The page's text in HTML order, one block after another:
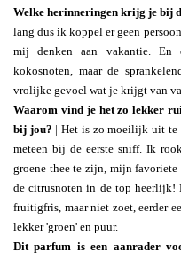
Welke herinneringen krijg je bij
lang dus ik koppel er geen
mij denken aan vakantie. En
kokosnoten, maar de
vrolijke gevoel wat je krijgt van
Waarom vind je het zo lekker
bij jou? | Het is zo moeilijk uit te
meteen bij de eerste sniff. Ik
groene thee te zijn, mijn
de citrusnoten in de top heerlijk!
fruitigfris, maar niet zoet, eerder
lekker 'groen' en puur.
Dit parfum is een aanrader